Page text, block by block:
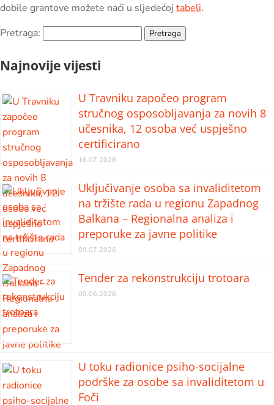
dobile grantove možete naći u sljedećoj tabeli.
Pretraga:
Najnovije vijesti
U Travniku započeo program
stručnog osposobljavanja za novih 8
učesnika, 12 osoba već uspješno
certificirano
16.07.2026
Uključivanje osoba sa invaliditetom
na tržište rada u regionu Zapadnog
Balkana – Regionalna analiza i
preporuke za javne politike
09.07.2026
Tender za rekonstrukciju trotoara
09.06.2026
U toku radionice psiho-socijalne
podrške za osobe sa invaliditetom u
Foči